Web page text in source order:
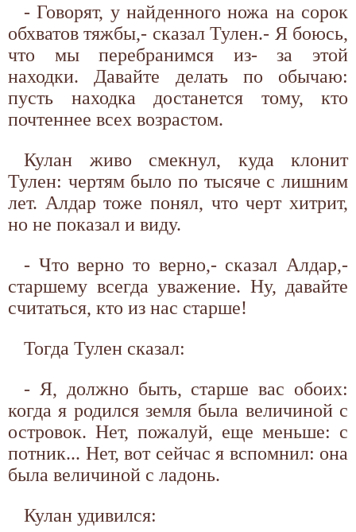
- Говорят, у найденного ножа на сорок
обхватов тяжбы,- сказал Тулен.- Я боюсь,
что мы перебранимся из- за этой
находки. Давайте делать по обычаю:
пусть находка достанется тому, кто
почтеннее всех возрастом.
Кулан живо смекнул, куда клонит
Тулен: чертям было по тысяче с лишним
лет. Алдар тоже понял, что черт хитрит,
но не показал и виду.
- Что верно то верно,- сказал Алдар,-
старшему всегда уважение. Ну, давайте
считаться, кто из нас старше!
Тогда Тулен сказал:
- Я, должно быть, старше вас обоих:
когда я родился земля была величиной с
островок. Нет, пожалуй, еще меньше: с
потник... Нет, вот сейчас я вспомнил: она
была величиной с ладонь.
Кулан удивился: